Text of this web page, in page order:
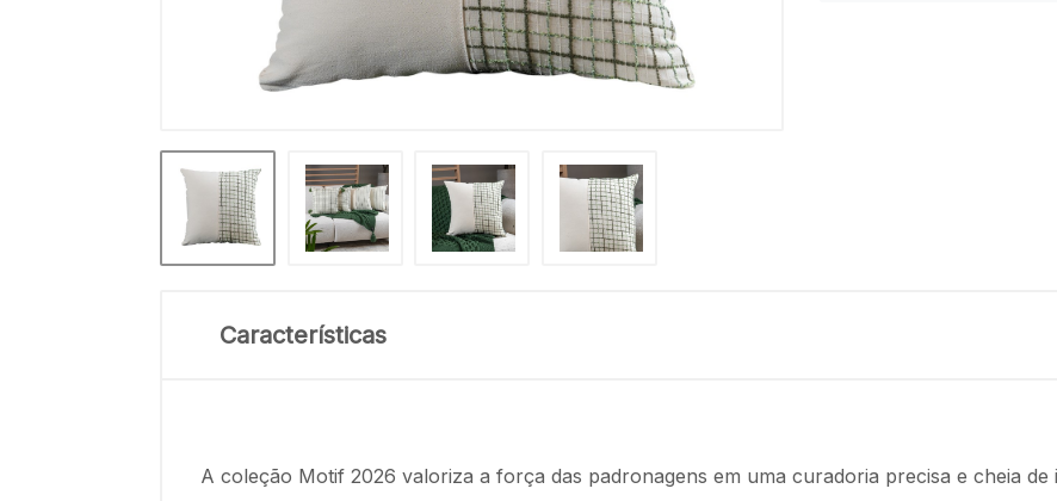
Características
A coleção Motif 2026 valoriza a força das padronagens em uma curadoria precisa e cheia de